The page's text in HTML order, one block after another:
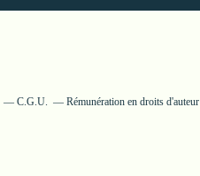
C.G.U. Rémunération en droits d'auteur